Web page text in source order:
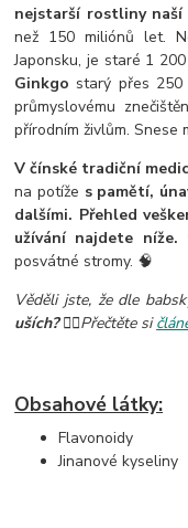
nejstarší rostliny
než 150 miliónů let.
Japonsku, je staré 1
Ginkgo starý přes 250
průmyslovému
přírodním živlům. Snese
V čínské tradiční
na potíže s pamětí,
dalšími. Přehled
užívání najdete níže.
posvátné stromy. 🧠
Věděli jste, že dle
uších?👂🏼Přečtěte si
Obsahové látky:
Flavonoidy
Jinanové kyseliny